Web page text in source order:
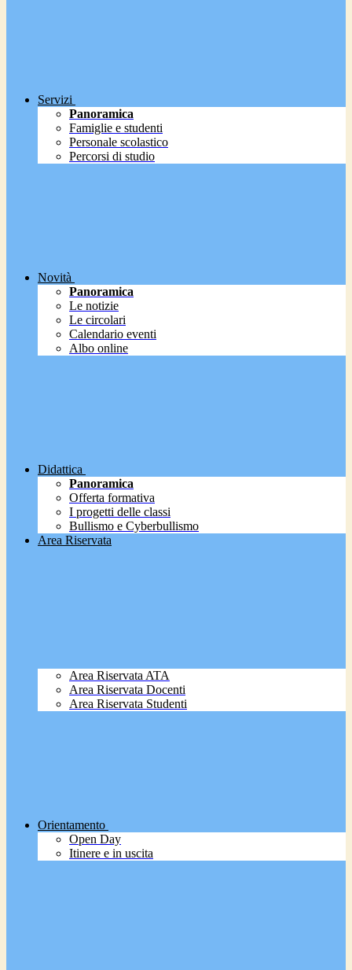
Servizi
Panoramica
Famiglie e studenti
Personale scolastico
Percorsi di studio
Novità
Panoramica
Le notizie
Le circolari
Calendario eventi
Albo online
Didattica
Panoramica
Offerta formativa
I progetti delle classi
Bullismo e Cyberbullismo
Area Riservata
Area Riservata ATA
Area Riservata Docenti
Area Riservata Studenti
Orientamento
Open Day
Itinere e in uscita